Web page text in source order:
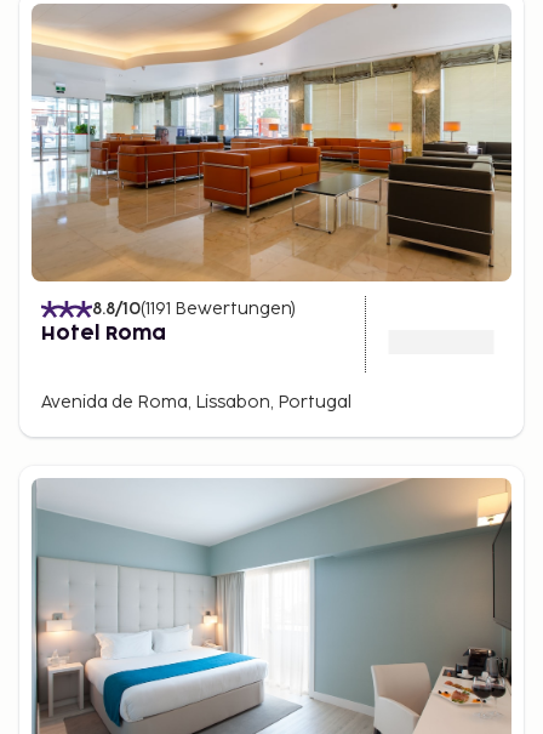
8.8/10(1191 Bewertungen)
Hotel Roma
Avenida de Roma, Lissabon, Portugal